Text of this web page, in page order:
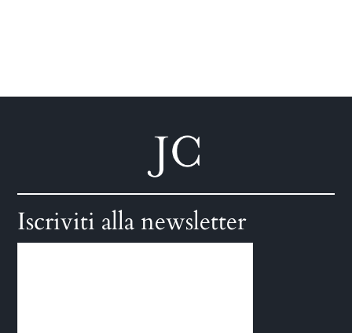
Iscriviti alla newsletter